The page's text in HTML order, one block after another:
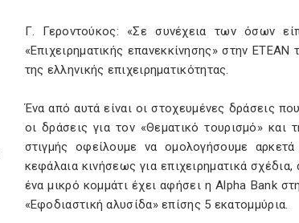
Γ. Γεροντούκος: «Σε συνέχεια των όσων
«Επιχειρηματικής επανεκκίνησης» στην
της ελληνικής επιχειρηματικότητας.
Ένα από αυτά είναι οι στοχευμένες δράσεις
οι δράσεις για τον «Θεματικό τουρισμό» και
στιγμής οφείλουμε να ομολογήσουμε
κεφάλαια κινήσεως για επιχειρηματικά
ένα μικρό κομμάτι έχει αφήσει η Alpha Bank
«Εφοδιαστική αλυσίδα» επίσης 5 εκατομμύρια.